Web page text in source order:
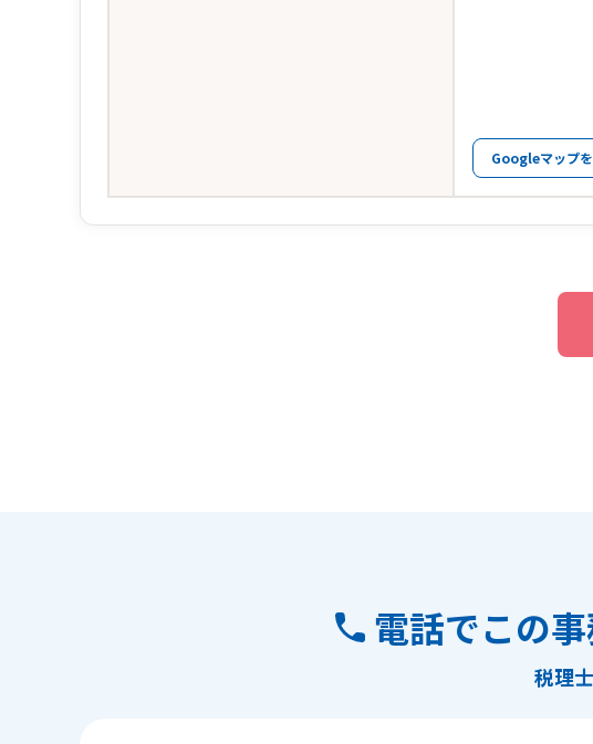
Googleマップ
電話でこの
税理